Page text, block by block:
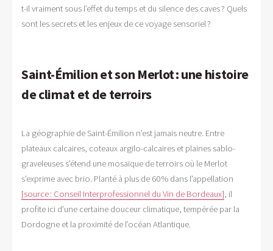
t-il vraiment sous l’effet du temps et du silence des caves ? Quels
sont les secrets et les enjeux de ce voyage sensoriel ?
Saint-Émilion et son Merlot : une histoire
de climat et de terroirs
La géographie de Saint-Émilion n’est jamais neutre. Entre
plateaux calcaires, coteaux argilo-calcaires et plaines sablo-
graveleuses s’étend une mosaïque de terroirs où le Merlot
s’exprime avec brio. Planté à plus de 60 % dans l’appellation
[source : Conseil Interprofessionnel du Vin de Bordeaux], il
profite ici d’une certaine douceur climatique, tempérée par la
Dordogne et la proximité de l’océan Atlantique.